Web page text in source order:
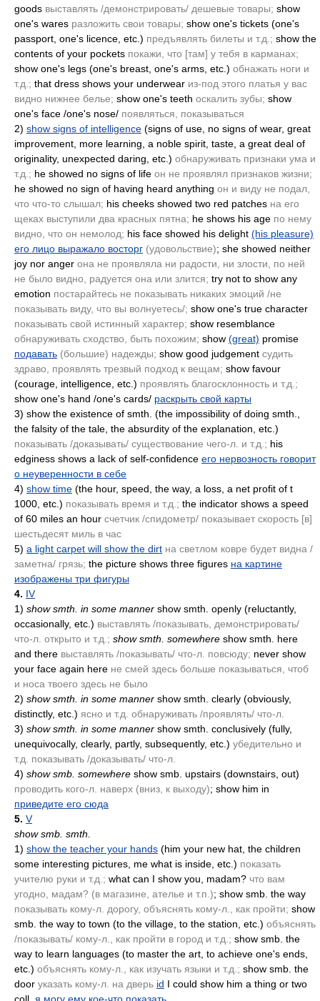
goods выставлять /демонстрировать/ дешевые товары; show
one's wares разложить свои товары; show one's tickets (one's
passport, one's licence, etc.) предъявлять билеты и т.д.; show the
contents of your pockets покажи, что [там] у тебя в карманах;
show one's legs (one's breast, one's arms, etc.) обнажать ноги и
т.д.; that dress shows your underwear из-под этого платья у вас
видно нижнее белье; show one's teeth оскалить зубы; show
one's face /one's nose/ появляться, показываться
2) show signs of intelligence (signs of use, no signs of wear, great
improvement, more learning, a noble spirit, taste, a great deal of
originality, unexpected daring, etc.) обнаруживать признаки ума и
т.д.; he showed no signs of life он не проявлял признаков жизни;
he showed no sign of having heard anything он и виду не подал,
что что-то слышал; his cheeks showed two red patches на его
щеках выступили два красных пятна; he shows his age по нему
видно, что он немолод; his face showed his delight (his pleasure)
его лицо выражало восторг (удовольствие); she showed neither
joy nor anger она не проявляла ни радости, ни злости, по ней
не было видно, радуется она или злится; try not to show any
emotion постарайтесь не показывать никаких эмоций /не
показывать виду, что вы волнуетесь/; show one's true character
показывать свой истинный характер; show resemblance
обнаруживать сходство, быть похожим; show (great) promise
подавать (большие) надежды; show good judgement судить
здраво, проявлять трезвый подход к вещам; show favour
(courage, intelligence, etc.) проявлять благосклонность и т.д.;
show one's hand /one's cards/ раскрыть свой карты
3) show the existence of smth. (the impossibility of doing smth.,
the falsity of the tale, the absurdity of the explanation, etc.)
показывать /доказывать/ существование чего-л. и т.д.; his
edginess shows a lack of self-confidence его нервозность говорит
о неуверенности в себе
4) show time (the hour, speed, the way, a loss, a net profit of t
1000, etc.) показывать время и т.д.; the indicator shows a speed
of 60 miles an hour счетчик /спидометр/ показывает скорость [в]
шестьдесят миль в час
5) a light carpet will show the dirt на светлом ковре будет видна /
заметна/ грязь; the picture shows three figures на картине
изображены три фигуры
4. IV
1) show smth. in some manner show smth. openly (reluctantly,
occasionally, etc.) выставлять /показывать, демонстрировать/
что-л. открыто и т.д.; show smth. somewhere show smth. here
and there выставлять /показывать/ что-л. повсюду; never show
your face again here не смей здесь больше показываться, чтоб
и носа твоего здесь не было
2) show smth. in some manner show smth. clearly (obviously,
distinctly, etc.) ясно и т.д. обнаруживать /проявлять/ что-л.
3) show smth. in some manner show smth. conclusively (fully,
unequivocally, clearly, partly, subsequently, etc.) убедительно и
т.д. показывать /доказывать/ что-л.
4) show smb. somewhere show smb. upstairs (downstairs, out)
проводить кого-л. наверх (вниз, к выходу); show him in
приведите его сюда
5. V
show smb. smth.
1) show the teacher your hands (him your new hat, the children
some interesting pictures, me what is inside, etc.) показать
учителю руки и т.д.; what can I show you, madam? что вам
угодно, мадам? (в магазине, ателье и т.п.); show smb. the way
показывать кому-л. дорогу, объяснять кому-л., как пройти; show
smb. the way to town (to the village, to the station, etc.) объяснять
/показывать/ кому-л., как пройти в город и т.д.; show smb. the
way to learn languages (to master the art, to achieve one's ends,
etc.) объяснять кому-л., как изучать языки и т.д.; show smb. the
door указать кому-л. на дверь id I could show him a thing or two